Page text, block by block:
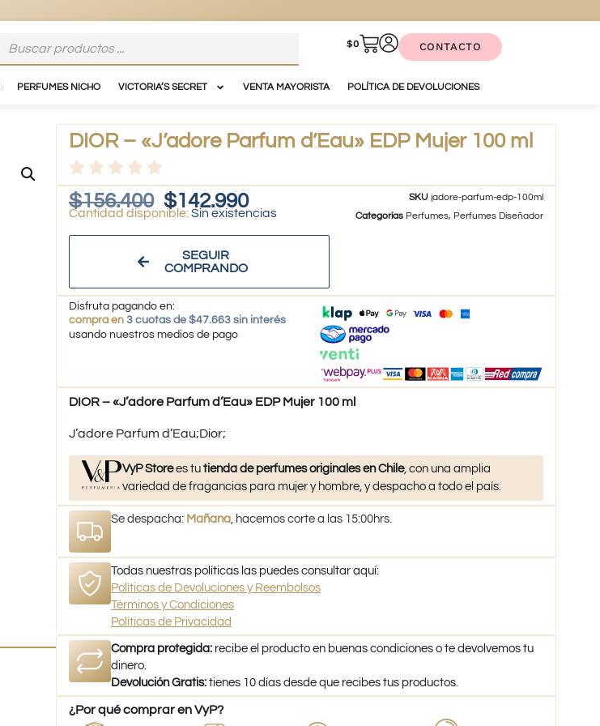
$0 CONTACTO
PERFUMES NICHO VICTORIA’S SECRET VENTA MAYORISTA POLÍTICA DE DEVOLUCIONES
DIOR – «J’adore Parfum d’Eau» EDP Mujer 100 ml
$156.400 $142.990
Sin existencias
SEGUIR
COMPRANDO
SKUjadore-parfum-edp-100ml
Categorías Perfumes, Perfumes Diseñador
Disfruta pagando en:
compra en 3 cuotas de $47.663 sin interés
usando nuestros medios de pago
DIOR – «J’adore Parfum d’Eau» EDP Mujer 100 ml
J’adore Parfum d’Eau;Dior;
VyP Storees tutienda de perfumes originales en Chile, con una amplia
variedad de fragancias para mujer y hombre, y despacho a todo el país.
Se despacha: Mañana , hacemos corte a las 15:00hrs.
Todas nuestras políticas las puedes consultar aquí:
Políticas de Devoluciones y Reembolsos
Términos y Condiciones
Políticas de Privacidad
Compra protegida: recibe el producto en buenas condiciones o te devolvemos tu
dinero.
Devolución Gratis: tienes 10 días desde que recibes tus productos.
¿Por qué comprar en VyP?